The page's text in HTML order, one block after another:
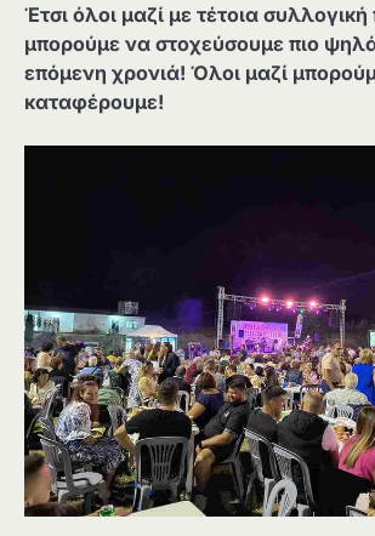
Έτσι όλοι μαζί με τέτοια
μπορούμε να στοχεύσουμε πιο
επόμενη χρονιά! Όλοι μαζί
καταφέρουμε!